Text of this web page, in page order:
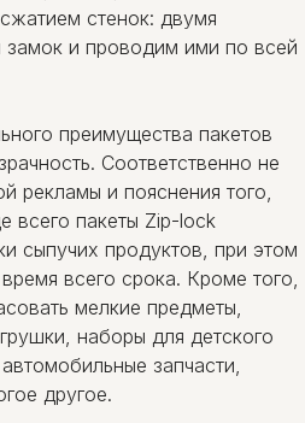
стенок: двумя
и проводим ими по всей
преимущества пакетов
Соответственно не
рекламы и пояснения того,
всего пакеты Zip-lock
сыпучих продуктов, при этом
всего срока. Кроме того,
мелкие предметы,
наборы для детского
запчасти,
другое.